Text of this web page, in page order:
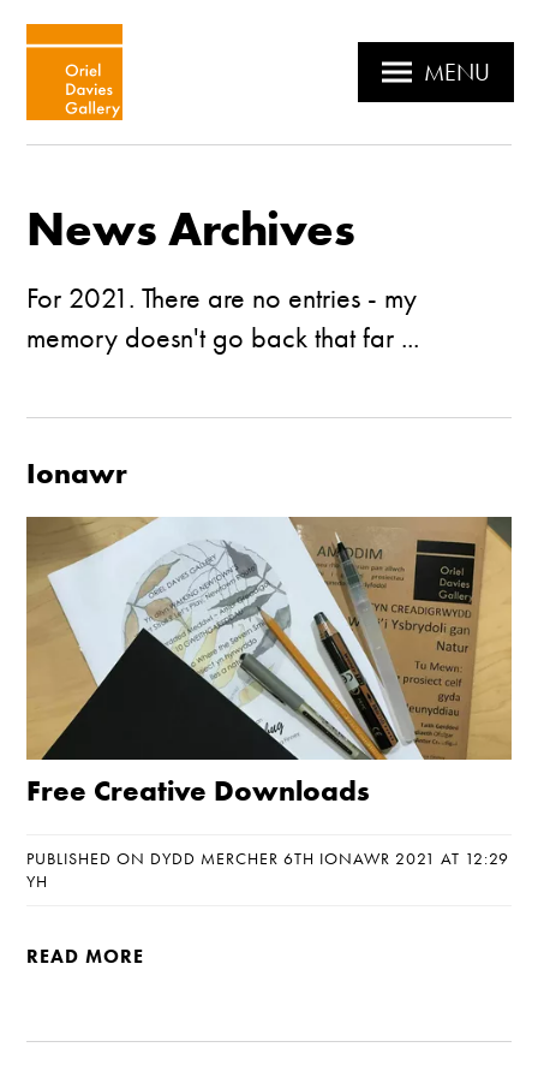
MENU
News Archives
For 2021. There are no entries - my
memory doesn't go back that far ...
Ionawr
Free Creative Downloads
PUBLISHED ON DYDD MERCHER 6TH IONAWR 2021 AT 12:29
YH
READ MORE